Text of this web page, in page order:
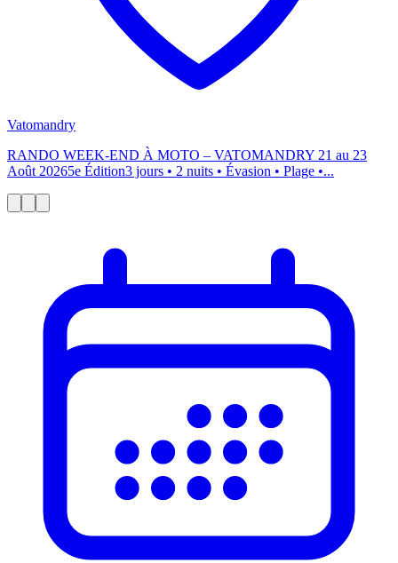
Vatomandry
RANDO WEEK-END À MOTO – VATOMANDRY 21 au 23
Août 20265e Édition3 jours • 2 nuits • Évasion • Plage •...